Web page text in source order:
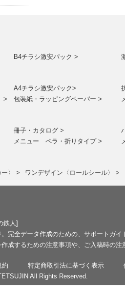
B4チラシ激安パック >
A4チラシ激安パック>
>
包装紙・ラッピングペーパー >
冊子・カタログ >
メニュー ペラ・折りタイプ >
ー〉 >
ワンデザイン〈ロールシール〉 >
鉄人]
完全データ作成のための、サポートガ
成するための注意事項や、ご入稿時の
約 特定商取引法に基づく表示
All Rights Reserved.